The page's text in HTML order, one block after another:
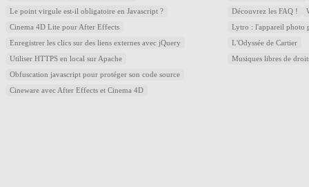
Le point virgule est-il obligatoire en Javascript ?
Cinema 4D Lite pour After Effects
Enregistrer les clics sur des liens externes avec jQuery
Utiliser HTTPS en local sur Apache
Obfuscation javascript pour protéger son code source
Cineware avec After Effects et Cinema 4D
Découvrez les FAQ !
Lytro : l'appareil photo
L'Odyssée de Cartier
Musiques libres de